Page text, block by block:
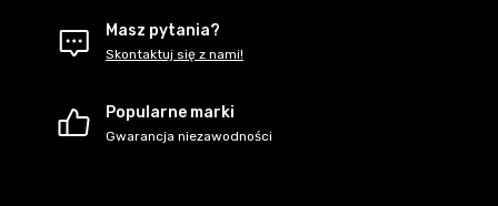
Masz pytania?
Skontaktuj się z nami!
Popularne marki
Gwarancja niezawodności